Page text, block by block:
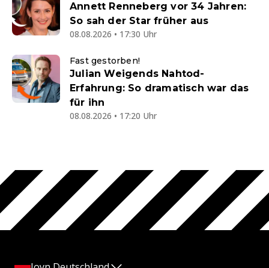
Annett Renneberg vor 34 Jahren:
So sah der Star früher aus
08.08.2026 • 17:30 Uhr
Fast gestorben!
Julian Weigends Nahtod-
Erfahrung: So dramatisch war das
für ihn
08.08.2026 • 17:20 Uhr